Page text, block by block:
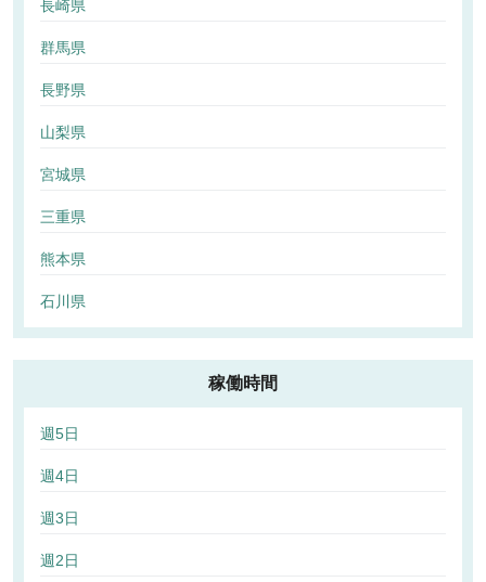
長崎県
群馬県
長野県
山梨県
宮城県
三重県
熊本県
石川県
稼働時間
週5日
週4日
週3日
週2日